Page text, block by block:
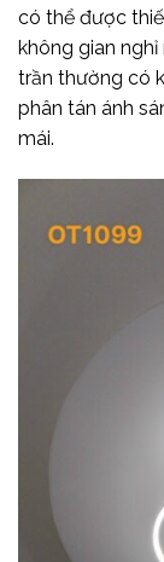
có thể được
không gian nghỉ
trần thường có
phân tán ánh
mái.